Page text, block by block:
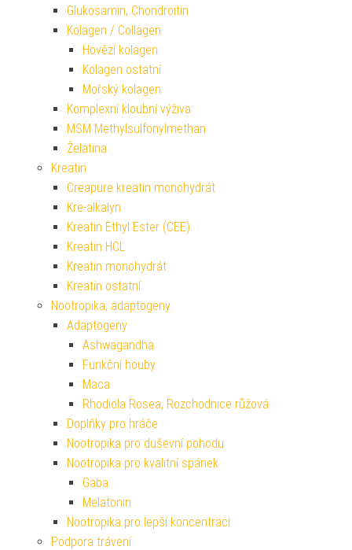
Glukosamin, Chondroitin
Kolagen / Collagen
Hovězí kolagen
Kolagen ostatní
Mořský kolagen
Komplexní kloubní výživa
MSM Methylsulfonylmethan
Želatina
Kreatin
Creapure kreatin monohydrát
Kre-alkalyn
Kreatin Ethyl Ester (CEE)
Kreatin HCL
Kreatin monohydrát
Kreatin ostatní
Nootropika, adaptogeny
Adaptogeny
Ashwagandha
Funkční houby
Maca
Rhodiola Rosea, Rozchodnice růžová
Doplňky pro hráče
Nootropika pro duševní pohodu
Nootropika pro kvalitní spánek
Gaba
Melatonin
Nootropika pro lepší koncentraci
Podpora trávení